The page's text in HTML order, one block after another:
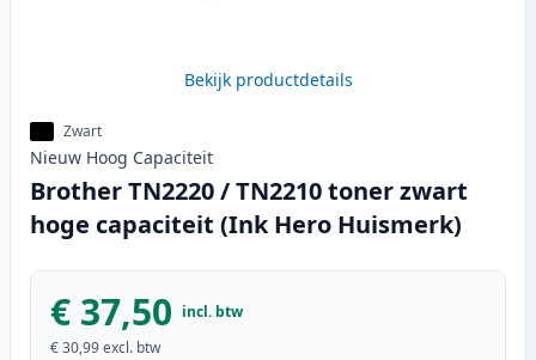
Bekijk productdetails
Zwart
Nieuw Hoog Capaciteit
Brother TN2220 / TN2210 toner zwart
hoge capaciteit (Ink Hero Huismerk)
€ 37,50 incl. btw
€ 30,99excl. btw